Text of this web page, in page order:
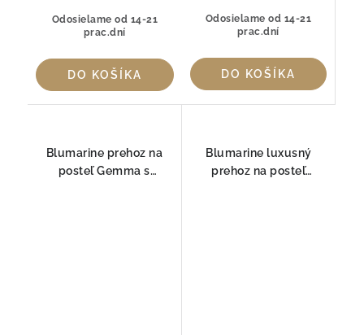
Odosielame od 14-21
prac.dní
DO KOŠÍKA
Odosielame od 14-21
prac.dní
DO KOŠÍKA
Blumarine prehoz na
posteľ Gemma s
Blumarine luxusný
prehoz na posteľ